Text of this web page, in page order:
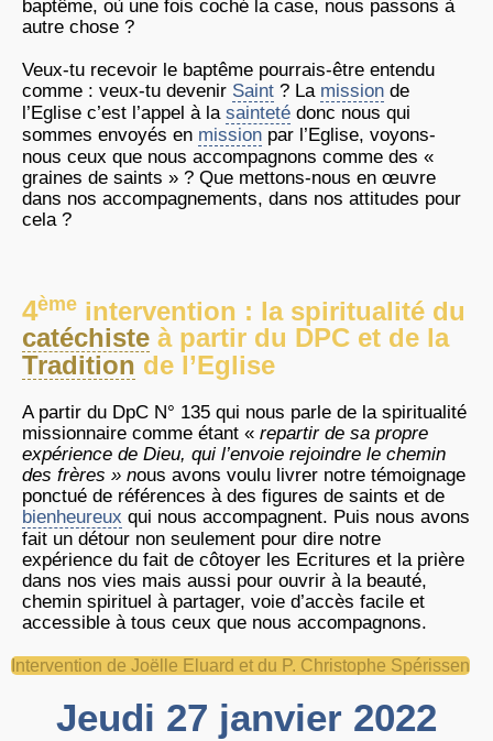
baptême, où une fois coché la case, nous passons à
autre chose ?
Veux-tu recevoir le baptême pourrais-être entendu
comme : veux-tu devenir Saint ? La mission de
l’Eglise c’est l’appel à la sainteté donc nous qui
sommes envoyés en mission par l’Eglise, voyons-
nous ceux que nous accompagnons comme des «
graines de saints » ? Que mettons-nous en œuvre
dans nos accompagnements, dans nos attitudes pour
cela ?
4ème intervention : la spiritualité du
catéchiste à partir du DPC et de la
Tradition de l’Eglise
A partir du DpC N° 135 qui nous parle de la spiritualité
missionnaire comme étant « repartir de sa propre
expérience de Dieu, qui l’envoie rejoindre le chemin
des frères » nous avons voulu livrer notre témoignage
ponctué de références à des figures de saints et de
bienheureux qui nous accompagnent. Puis nous avons
fait un détour non seulement pour dire notre
expérience du fait de côtoyer les Ecritures et la prière
dans nos vies mais aussi pour ouvrir à la beauté,
chemin spirituel à partager, voie d’accès facile et
accessible à tous ceux que nous accompagnons.
Intervention de Joëlle Eluard et du P. Christophe Spérissen
Jeudi 27 janvier 2022